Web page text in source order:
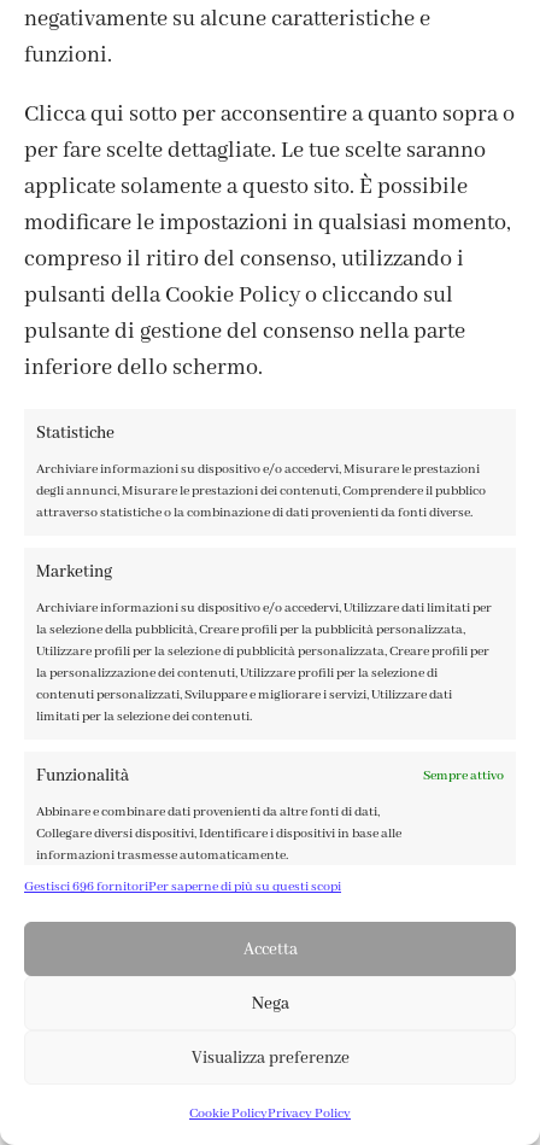
negativamente su alcune caratteristiche e
funzioni.
Clicca qui sotto per acconsentire a quanto sopra o
per fare scelte dettagliate. Le tue scelte saranno
applicate solamente a questo sito. È possibile
modificare le impostazioni in qualsiasi momento,
compreso il ritiro del consenso, utilizzando i
pulsanti della Cookie Policy o cliccando sul
pulsante di gestione del consenso nella parte
inferiore dello schermo.
Statistiche
Archiviare informazioni su dispositivo e/o accedervi, Misurare le prestazioni
degli annunci, Misurare le prestazioni dei contenuti, Comprendere il pubblico
attraverso statistiche o la combinazione di dati provenienti da fonti diverse.
Marketing
Archiviare informazioni su dispositivo e/o accedervi, Utilizzare dati limitati per
la selezione della pubblicità, Creare profili per la pubblicità personalizzata,
Utilizzare profili per la selezione di pubblicità personalizzata, Creare profili per
la personalizzazione dei contenuti, Utilizzare profili per la selezione di
contenuti personalizzati, Sviluppare e migliorare i servizi, Utilizzare dati
limitati per la selezione dei contenuti.
Funzionalità Sempre attivo
Abbinare e combinare dati provenienti da altre fonti di dati,
Collegare diversi dispositivi, Identificare i dispositivi in base alle
informazioni trasmesse automaticamente.
correggere errori, Erogare e presentare pubblicità
Gestisci 696 fornitoriPer saperne di più su questi scopi
Accetta
Nega
Visualizza preferenze
Cookie PolicyPrivacy Policy
ACCOUNT
ISCRIVITI ALLA NEWSLETTER
CONTATTI
COOKIE POLICY
PRIVACY POLICY
FABBRICA DEL COLORE, VIA TAGLIAMENTO 13, 23900 LECCO
– ©ABRALUX SRL P.IVA 01504540137 | DESIGN BYTATTICA